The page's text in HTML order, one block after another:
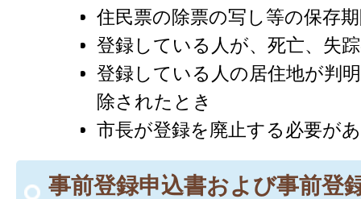
住民票の除票の写し等の保存
登録している人が、死亡、失
登録している人の居住地が判
除されたとき
市長が登録を廃止する必要が
事前登録申込書および事前登